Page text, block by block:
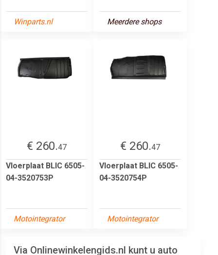
Winparts.nl Meerdere shops
€ 260.47
Vloerplaat BLIC 6505-
04-3520753P
Motointegrator
€ 260.47
Vloerplaat BLIC 6505-
04-3520754P
Motointegrator
Via Onlinewinkelengids.nl kunt u auto